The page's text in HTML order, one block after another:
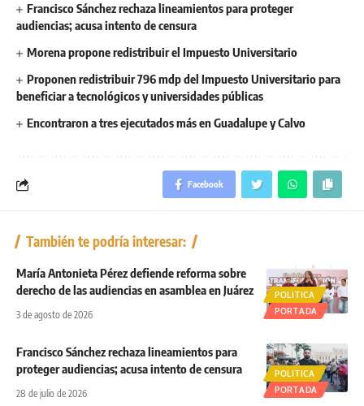
Francisco Sánchez rechaza lineamientos para proteger
audiencias; acusa intento de censura
Morena propone redistribuir el Impuesto Universitario
Proponen redistribuir 796 mdp del Impuesto Universitario para
beneficiar a tecnológicos y universidades públicas
Encontraron a tres ejecutados más en Guadalupe y Calvo
Facebook
También te podría interesar:
POLITICA
PORTADA
María Antonieta Pérez defiende reforma sobre
derecho de las audiencias en asamblea en Juárez
3 de agosto de 2026
POLITICA
PORTADA
Francisco Sánchez rechaza lineamientos para
proteger audiencias; acusa intento de censura
28 de julio de 2026